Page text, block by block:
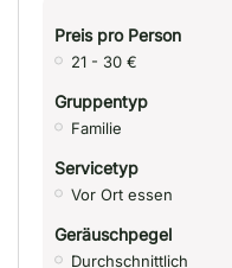
Preis pro Person
21 - 30 €
Gruppentyp
Familie
Servicetyp
Vor Ort essen
Geräuschpegel
Durchschnittlich